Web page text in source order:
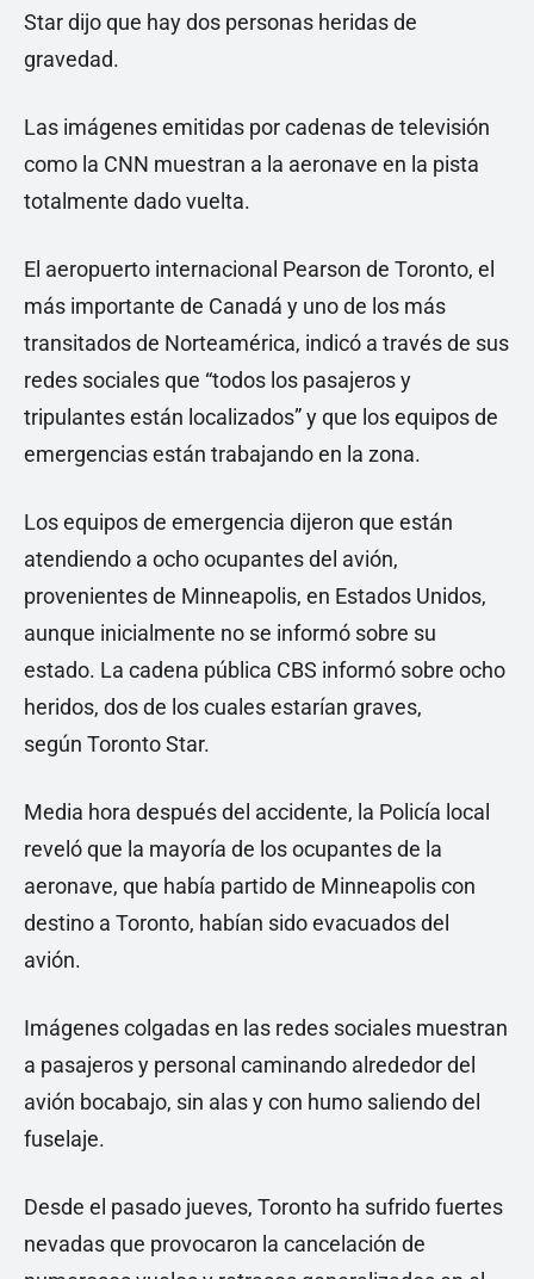
Star dijo que hay dos personas heridas de
gravedad.
Las imágenes emitidas por cadenas de televisión
como la CNN muestran a la aeronave en la pista
totalmente dado vuelta.
El aeropuerto internacional Pearson de Toronto, el
más importante de Canadá y uno de los más
transitados de Norteamérica, indicó a través de sus
redes sociales que “todos los pasajeros y
tripulantes están localizados” y que los equipos de
emergencias están trabajando en la zona.
Los equipos de emergencia dijeron que están
atendiendo a ocho ocupantes del avión,
provenientes de Minneapolis, en Estados Unidos,
aunque inicialmente no se informó sobre su
estado. La cadena pública CBS informó sobre ocho
heridos, dos de los cuales estarían graves,
según Toronto Star.
Media hora después del accidente, la Policía local
reveló que la mayoría de los ocupantes de la
aeronave, que había partido de Minneapolis con
destino a Toronto, habían sido evacuados del
avión.
Imágenes colgadas en las redes sociales muestran
a pasajeros y personal caminando alrededor del
avión bocabajo, sin alas y con humo saliendo del
fuselaje.
Desde el pasado jueves, Toronto ha sufrido fuertes
nevadas que provocaron la cancelación de